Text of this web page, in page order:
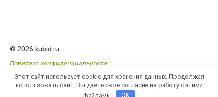
© 2026 kubid.ru
Политика конфиденциальности
Этот сайт использует cookie для хранения данных. Продолжая
использовать сайт, Вы даете свое согласие на работу с этими
файлами.
OK